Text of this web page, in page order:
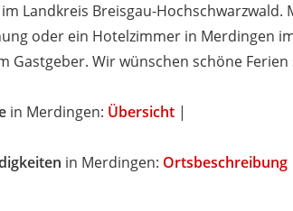
Landkreis Breisgau-Hochschwarzwald.
oder ein Hotelzimmer in Merdingen
Gastgeber. Wir wünschen schöne
in Merdingen: Übersicht |
in Merdingen: Ortsbeschreibung